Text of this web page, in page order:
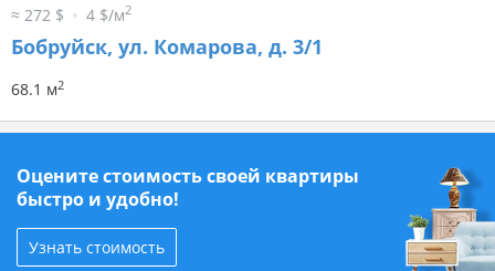
≈ 272 $ 4 $/м2
Бобруйск, ул. Комарова, д. 3/1
68.1 м2
Оцените стоимость своей квартиры
быстро и удобно!
Узнать стоимость